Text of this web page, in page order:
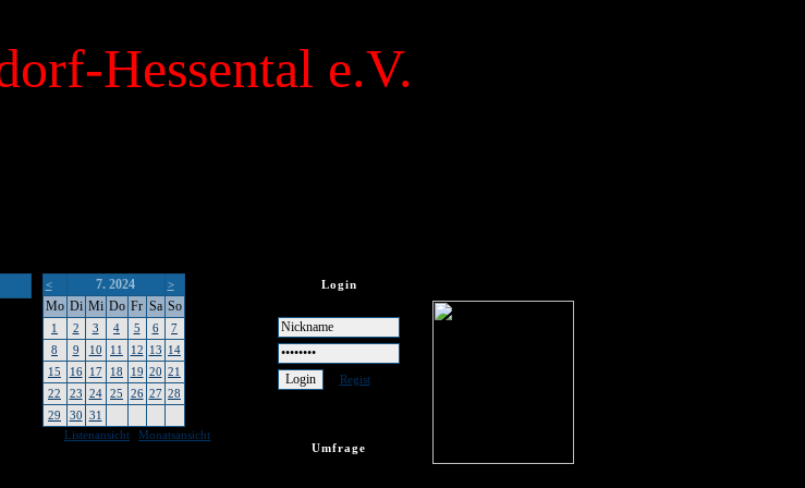
Hessental e.V.
< 7. 2024 >
Mo Di Mi Do Fr Sa So
1 2 3 4 5 6
7
8
9 10 11 12 13 14
15
16 17 18 19 20 21
22
23 24 25 26 27 28
29
30 31
Listenansicht
Monatsansicht
Login
Regist
Umfrage